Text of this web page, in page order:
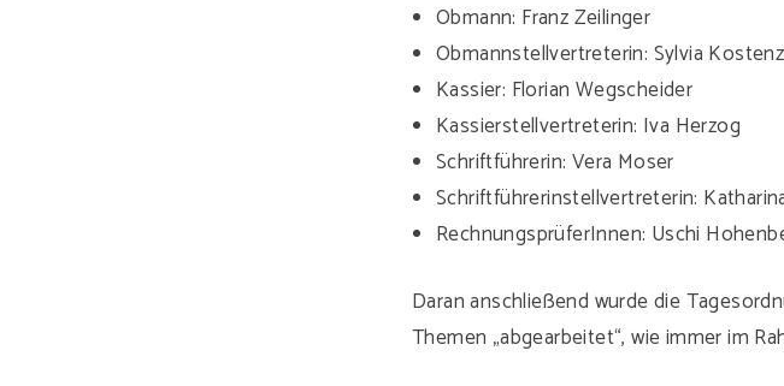
Obmann: Franz Zeilinger
Obmannstellvertreterin: Sylvia
Kassier: Florian Wegscheider
Kassierstellvertreterin: Iva Herzog
Schriftführerin: Vera Moser
Schriftführerinstellvertreterin:
RechnungsprüferInnen: Uschi
Daran anschließend wurde die
Themen „abgearbeitet“, wie immer im